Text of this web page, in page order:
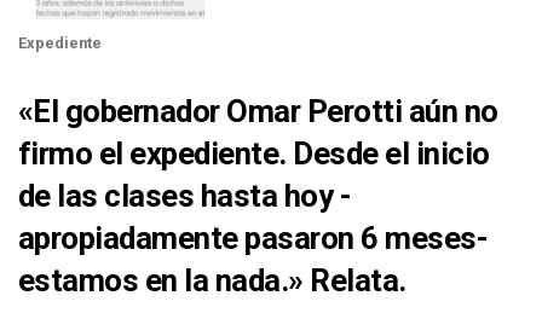
Expediente
«El gobernadorOmar Perotti aún no
firmo el expediente. Desde el inicio
de las clases hasta hoy -
apropiadamente pasaron 6 meses-
estamos en la nada.» Relata.